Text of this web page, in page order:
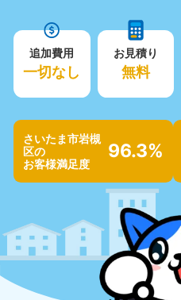
追加費用
一切なし
お見積り
無料
さいたま市岩槻
区の
お客様満足度
96.3%